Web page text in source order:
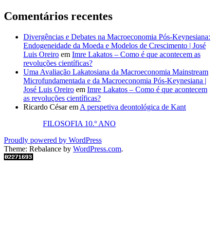
Comentários recentes
Divergências e Debates na Macroeconomia Pós-Keynesiana:
Endogeneidade da Moeda e Modelos de Crescimento | José
Luis Oreiro em Imre Lakatos – Como é que acontecem as
revoluções científicas?
Uma Avaliação Lakatosiana da Macroeconomia Mainstream
Microfundamentada e da Macroeconomia Pós-Keynesiana |
José Luis Oreiro em Imre Lakatos – Como é que acontecem
as revoluções científicas?
Ricardo Césarem A perspetiva deontológica de Kant
FILOSOFIA 10.º ANO
Proudly powered by WordPress
Theme: Rebalance by WordPress.com.